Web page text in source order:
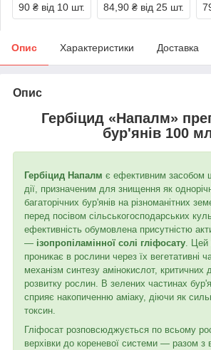
90 ₴ від 10 шт. 84,90 ₴ від 25 шт.
Опис Характеристики Доставка
Опис
Гербіцид «Напалм»
бур'янів 100
Гербіцид Напалм є ефективним засобом
дії, призначеним для знищення як
багаторічних бур'янів на різноманітних
перед посівом сільськогосподарських
ефективність обумовлена присутністю
— ізопропіламінної солі гліфосату. Цей
проникає в рослини через їх вегетативні
механізм синтезу амінокислот, критичних
розвитку рослин. В зелених частинах
сприяє накопиченню аміаку, діючи як
токсин.
Гліфосат розповсюджується по всьому
верхівки до кореневої системи — разом з